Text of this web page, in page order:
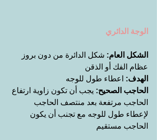
الوجة الدائري
الشكل العام: شكل الدائرة من دون بروز
عظام الفك أو الذقن
الهدف:
اعطاء طول للوجه
الحاجب الصحيح: يجب أن تكون زاوية ارتفاع
الحاجب مرتفعة بعد منتصف الحاجب
لإعطاء طول للوجه مع تجنب أن يكون
الحاجب مستقيم